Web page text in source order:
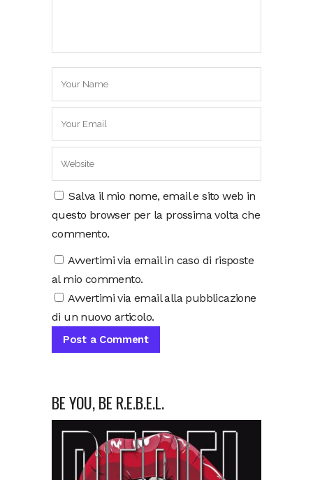
Salva il mio nome, email e sito web in
questo browser per la prossima volta che
commento.
Avvertimi via email in caso di risposte
al mio commento.
Avvertimi via email alla pubblicazione
di un nuovo articolo.
BE YOU, BE R.E.B.E.L.